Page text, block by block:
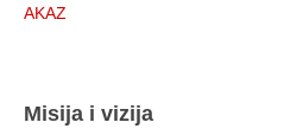
AKAZ
Misija i vizija